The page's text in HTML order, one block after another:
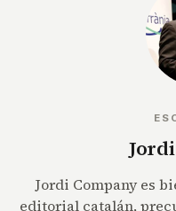
Jordi Company es
editorial catalán,